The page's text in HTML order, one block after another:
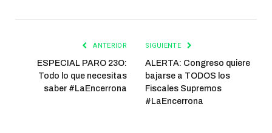
ANTERIOR
ESPECIAL PARO 23O:
Todo lo que necesitas
saber #LaEncerrona
SIGUIENTE
ALERTA: Congreso quiere
bajarse a TODOS los
Fiscales Supremos
#LaEncerrona